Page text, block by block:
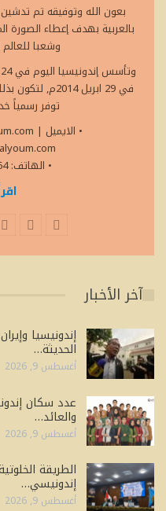
بعون الله وتوفيقه تم تدشين
بالعربية بهدف إعطاء الصورة
وشعبا
في 29 ابريل
توفر رسمياً
• الايميل |
• الهاتف: 3764-1100-6281+
آخر الأخبار
إندونيسيا
الحديثة…
أغسطس 9, 2026
والعائد…
أغسطس 9, 2026
الطريقة
إندونيسي…
أغسطس 9, 2026